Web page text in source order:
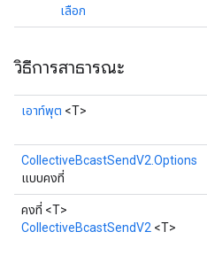
เลือก
วิธีการสาธารณะ
เอาท์พุต <T>
CollectiveBcastSendV2.Options
แบบคงที่
คงที่ <T>
CollectiveBcastSendV2 <T>